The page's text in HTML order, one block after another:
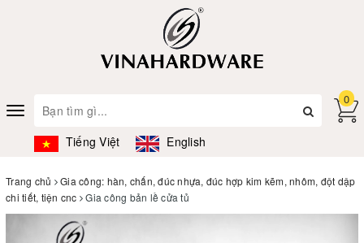
Toggle
navigation
Tiếng Việt English
0
Trang chủ
Gia công: hàn, chấn, đúc nhựa, đúc hợp kim kẽm, nhôm, đột dập
chi tiết, tiện cnc
Gia công bản lề cửa tủ